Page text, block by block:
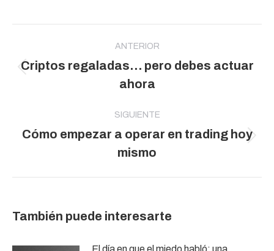
publicaciones
ANTERIOR
Publicación
anterior:
Criptos regaladas… pero debes actuar
ahora
SIGUIENTE
Publicación
siguiente:
Cómo empezar a operar en trading hoy
mismo
También puede interesarte
El día en que el miedo habló: una